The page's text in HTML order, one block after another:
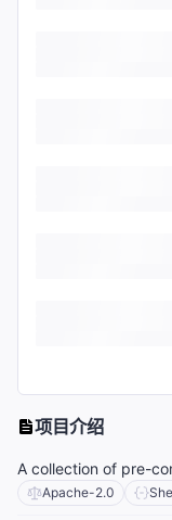
项目介绍
A collection of pre-
Apache-2.0